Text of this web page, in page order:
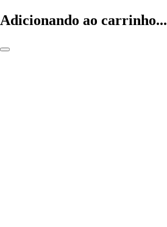
Adicionando ao carrinho...